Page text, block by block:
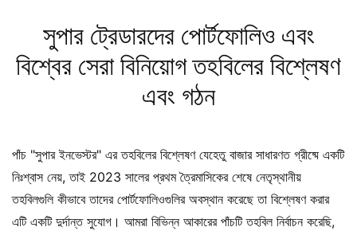
সুপার ট্রেডারদের পোর্টফোলিও এবং
বিশ্বের সেরা বিনিয়োগ তহবিলের বিশ্লেষণ
এবং গঠন
পাঁচ "সুপার ইনভেস্টর" এর তহবিলের বিশ্লেষণ যেহেতু বাজার সাধারণত গ্রীষ্মে একটি
নিঃশ্বাস নেয়, তাই 2023 সালের প্রথম ত্রৈমাসিকের শেষে নেতৃস্থানীয়
তহবিলগুলি কীভাবে তাদের পোর্টফোলিওগুলির অবস্থান করেছে তা বিশ্লেষণ করার
এটি একটি দুর্দান্ত সুযোগ। আমরা বিভিন্ন আকারের পাঁচটি তহবিল নির্বাচন করেছি,